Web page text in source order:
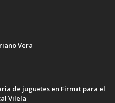
Vera
de juguetes en Firmat para el
Vilela